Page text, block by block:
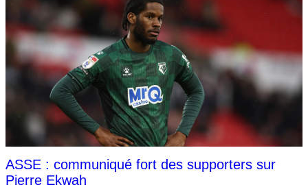
ASSE : communiqué fort des supporters sur
Pierre Ekwah